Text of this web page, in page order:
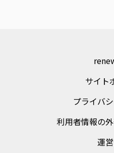
サイト
プライバ
利用者情報の
運